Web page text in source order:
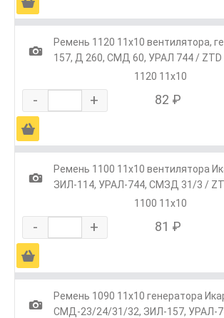
1
Ремень 1120 11x10 вентилятора,
157, Д 260, СМД 60, УРАЛ 744 / ZTD
1120 11x10
- + 82 ₽
Ä
1
Ремень 1100 11x10 вентилятора
ЗИЛ-114, УРАЛ-744, СМЗД 31/3 /
1100 11x10
- + 81 ₽
Ä
1
Ремень 1090 11x10 генератора
СМД-23/24/31/32, ЗИЛ-157, УРАЛ-